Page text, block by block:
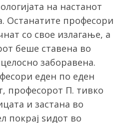
на настанот
Останатите професори
со свое излагање, а
беше ставена во
заборавена.
еден по еден
професорот П. тивко
и застана во
покрај ѕидот во